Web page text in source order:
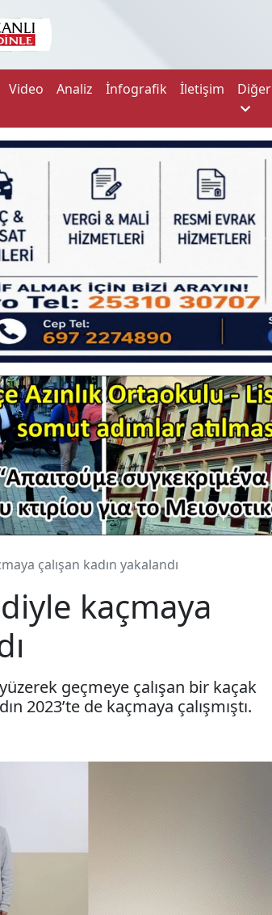
Video Analiz İnfografik İletişim Diğer
çalışan kadın yakalandı
kaçmaya
geçmeye çalışan bir kaçak
2023’te de kaçmaya çalışmıştı.